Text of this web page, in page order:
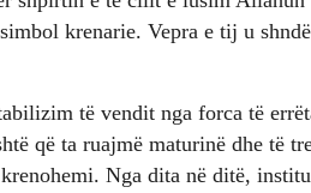
krenarie. Vepra e tij u
të vendit nga forca të
që ta ruajmë maturinë dhe të
Nga dita në ditë,